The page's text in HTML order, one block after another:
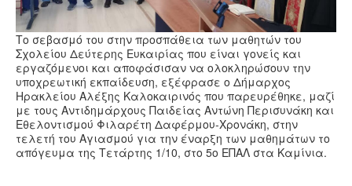
Βίντεο
Συνταγές
Το σεβασμό του στην προσπάθεια των μαθητών του
Σχολείου Δεύτερης Ευκαιρίας που είναι γονείς και
εργαζόμενοι και αποφάσισαν να ολοκληρώσουν την
υποχρεωτική εκπαίδευση, εξέφρασε ο Δήμαρχος
Ηρακλείου Αλέξης Καλοκαιρινός που παρευρέθηκε, μαζί
με τους Αντιδημάρχους Παιδείας Αντώνη Περισυνάκη και
Εθελοντισμού Φιλαρέτη Δαφέρμου-Χρονάκη, στην
τελετή του Αγιασμού για την έναρξη των μαθημάτων το
απόγευμα της Τετάρτης 1/10, στο 5ο ΕΠΑΛ στα Καμίνια.